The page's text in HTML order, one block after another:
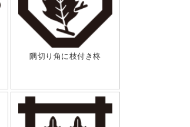
隅切り角に枝付き柊